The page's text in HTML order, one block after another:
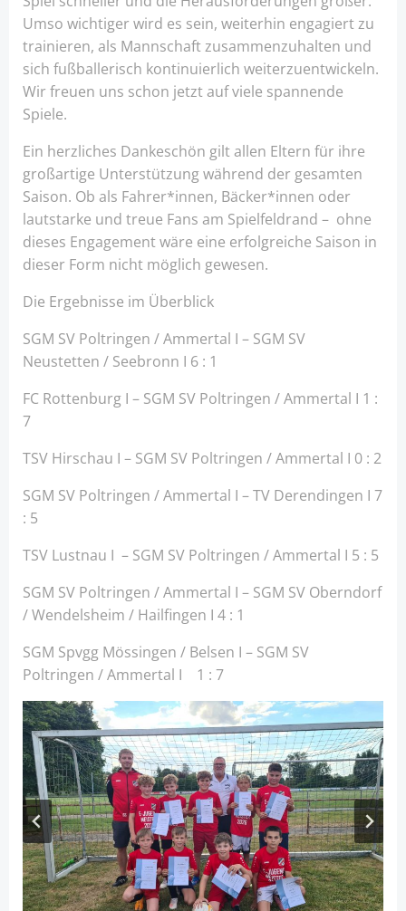
Umso wichtiger wird es sein, weiterhin engagiert zu
trainieren, als Mannschaft zusammenzuhalten und
sich fußballerisch kontinuierlich weiterzuentwickeln.
Wir freuen uns schon jetzt auf viele spannende
Spiele.
Ein herzliches Dankeschön gilt allen Eltern für ihre
großartige Unterstützung während der gesamten
Saison. Ob als Fahrer*innen, Bäcker*innen oder
lautstarke und treue Fans am Spielfeldrand – ohne
dieses Engagement wäre eine erfolgreiche Saison in
dieser Form nicht möglich gewesen.
Die Ergebnisse im Überblick
SGM SV Poltringen / Ammertal I – SGM SV
Neustetten / Seebronn I 6 : 1
FC Rottenburg I – SGM SV Poltringen / Ammertal I 1 :
7
TSV Hirschau I – SGM SV Poltringen / Ammertal I 0 : 2
SGM SV Poltringen / Ammertal I – TV Derendingen I 7
: 5
TSV Lustnau I – SGM SV Poltringen / Ammertal I 5 : 5
SGM SV Poltringen / Ammertal I – SGM SV Oberndorf
/ Wendelsheim / Hailfingen I 4 : 1
SGM Spvgg Mössingen / Belsen I – SGM SV
Poltringen / Ammertal I 1 : 7